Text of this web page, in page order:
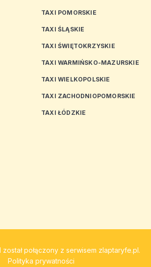
TAXI POMORSKIE
TAXI ŚLĄSKIE
TAXI ŚWIĘTOKRZYSKIE
TAXI WARMIŃSKO-MAZURSKIE
TAXI WIELKOPOLSKIE
TAXI ZACHODNIOPOMORSKIE
TAXI ŁÓDZKIE
został połączony z serwisem zlaptaryfe.pl.
Polityka prywatności